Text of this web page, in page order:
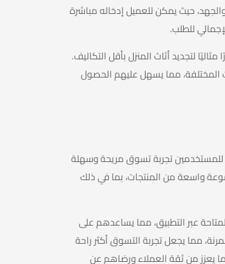
حيث يمكن للعميل إدخاله مباشرة
للطلب.
يجعلها خيارًا مثاليًا لتجديد أثاث المنزل بأقل التكاليف.
المختلفة، مما يسهل عليهم الحصول
للمستخدمين تجربة تسوق مريحة وسهلة
واسعة من المنتجات، بما في ذلك
عبر التطبيق، مما يساعدهم على
مما يجعل تجربة التسوق أكثر راحة
يعزز من ثقة العملاء ورضاهم عن